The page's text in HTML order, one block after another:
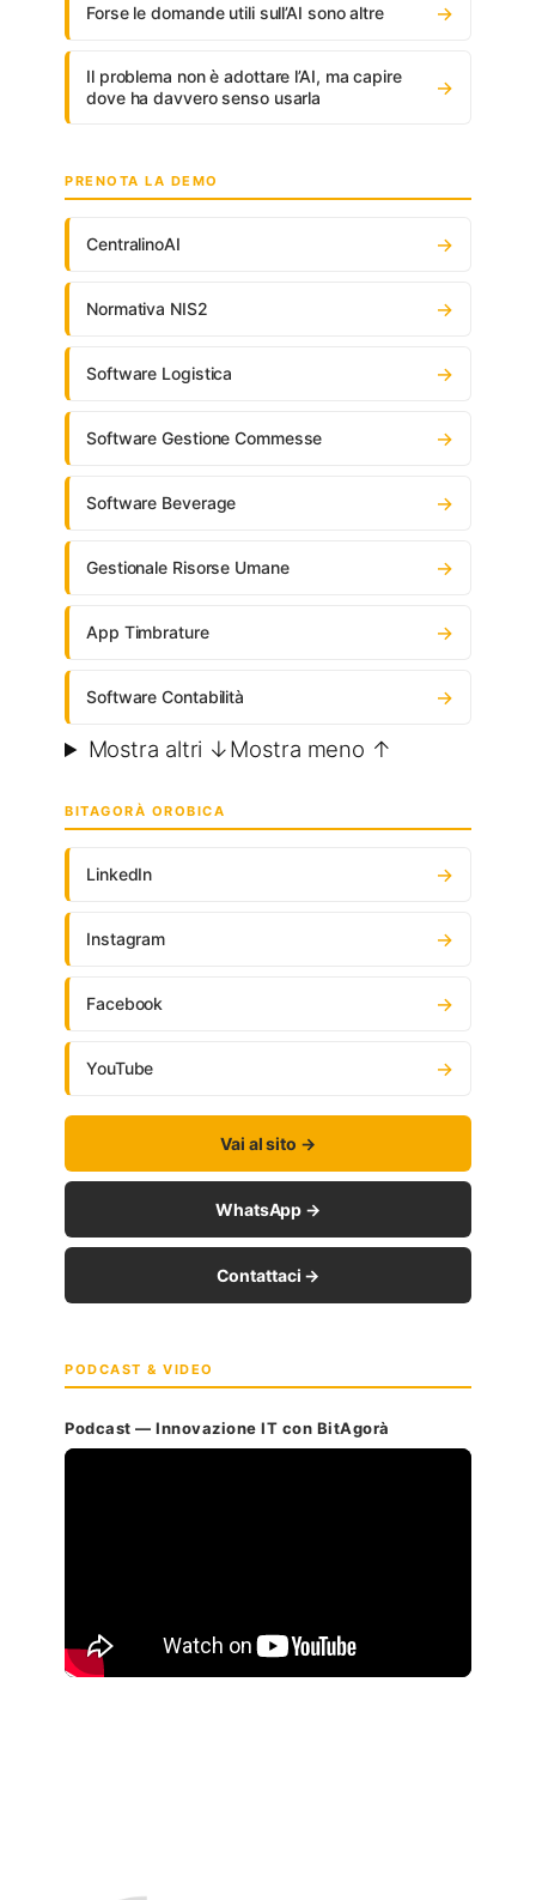
Forse le domande utili sull’AI sono altre →
Il problema non è adottare l’AI, ma capire
dove ha davvero senso usarla
→
PRENOTA LA DEMO
CentralinoAI →
Normativa NIS2 →
Software Logistica →
Software Gestione Commesse →
Software Beverage →
Gestionale Risorse Umane →
App Timbrature →
Software Contabilità →
Mostra altri ↓Mostra meno ↑
BITAGORÀ OROBICA
LinkedIn →
Instagram →
Facebook →
YouTube →
Vai al sito →
WhatsApp →
Contattaci →
PODCAST & VIDEO
Podcast — Innovazione IT con BitAgorà